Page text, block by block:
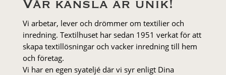
Vår känsla är unik!
Vi arbetar, lever och drömmer om textilier och
inredning. Textilhuset har sedan 1951 verkat för att
skapa textillösningar och vacker inredning till hem
och företag.
Vi har en egen syateljé där vi syr enligt Dina